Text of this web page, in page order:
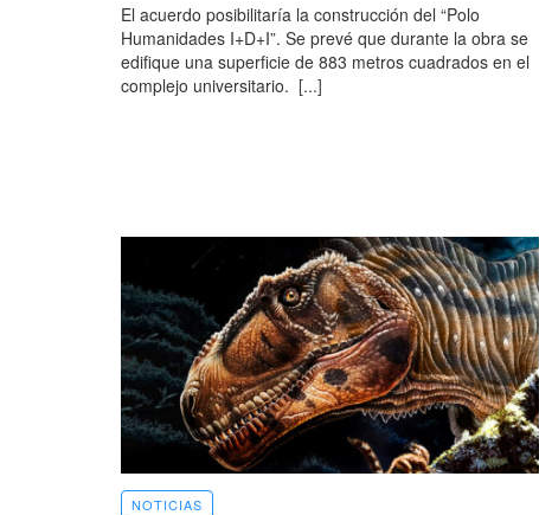
El acuerdo posibilitaría la construcción del “Polo
Humanidades I+D+I”. Se prevé que durante la obra se
edifique una superficie de 883 metros cuadrados en el
complejo universitario. [...]
NOTICIAS